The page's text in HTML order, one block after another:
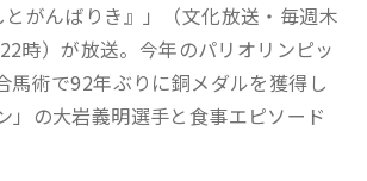
がんばりき』」（文化放送・毎週木
時）が放送。今年のパリオリンピッ
馬術で92年ぶりに銅メダルを獲得し
」の大岩義明選手と食事エピソード